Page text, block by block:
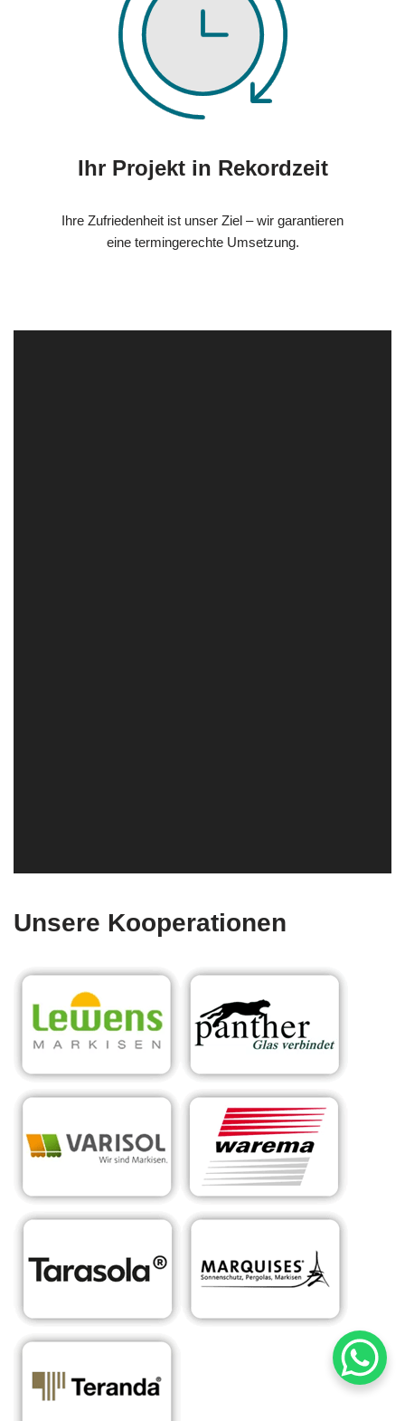
Ihr Projekt in Rekordzeit
Ihre Zufriedenheit ist unser Ziel – wir garantieren
eine termingerechte Umsetzung.
Unsere Kooperationen